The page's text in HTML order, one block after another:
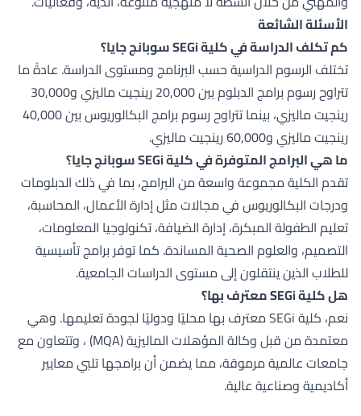
الأسئلة الشائعة
كم تكلف الدراسة في كلية SEGi سوبانج جايا؟
تختلف الرسوم الدراسية حسب البرنامج ومستوى الدراسة. عادةً ما
تتراوح رسوم برامج الدبلوم بين 20,000 رينجيت ماليزي و30,000
رينجيت ماليزي، بينما تتراوح رسوم برامج البكالوريوس بين 40,000
رينجيت ماليزي و60,000 رينجيت ماليزي.
ما هي البرامج المتوفرة في كلية SEGi سوبانج جايا؟
تقدم الكلية مجموعة واسعة من البرامج، بما في ذلك الدبلومات
ودرجات البكالوريوس في مجالات مثل إدارة الأعمال، المحاسبة،
تعليم الطفولة المبكرة، إدارة الضيافة، تكنولوجيا المعلومات،
التصميم، والعلوم الصحية المساندة. كما توفر برامج تأسيسية
للطلاب الذين ينتقلون إلى مستوى الدراسات الجامعية.
هل كلية SEGi معترف بها؟
نعم، كلية SEGi معترف بها محليًا ودوليًا لجودة تعليمها. وهي
معتمدة من قبل وكالة المؤهلات الماليزية (MQA) ، وتتعاون مع
جامعات عالمية مرموقة، مما يضمن أن برامجها تلبي معايير
أكاديمية وصناعية عالية.